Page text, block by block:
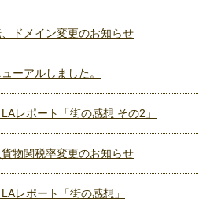
ドメイン変更のお知らせ
ーアルしました。
レポート「街の感想 その2」
物関税率変更のお知らせ
レポート「街の感想」